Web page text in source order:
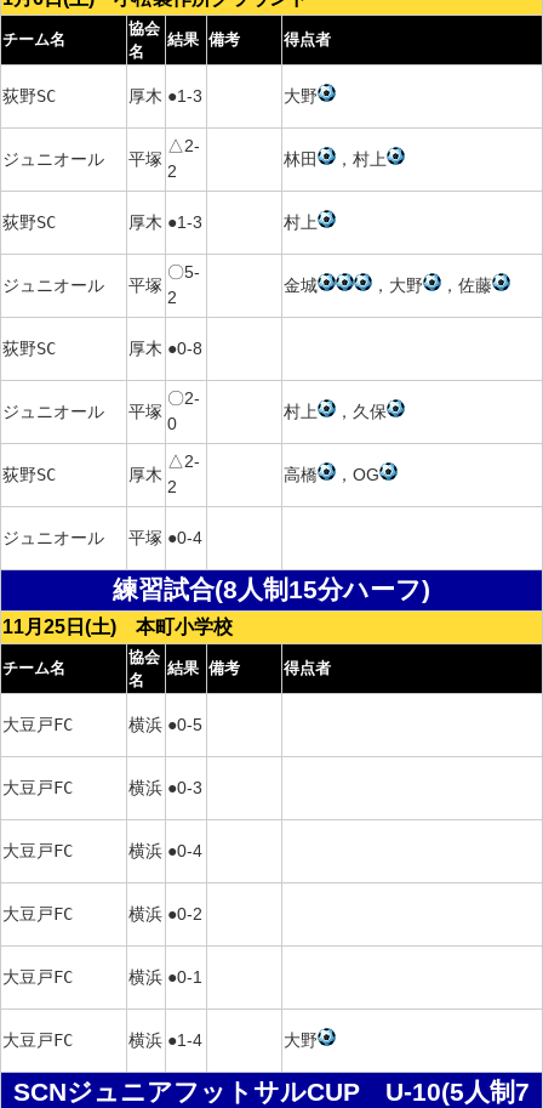
チーム名
協会
名
結果 備考 得点者
荻野SC 厚木 ●1-3 大野
ジュニオール 平塚
△2-
2
林田 ，村上
荻野SC 厚木 ●1-3 村上
ジュニオール 平塚
〇5-
2
金城 ，大野 ，佐藤
荻野SC 厚木 ●0-8
ジュニオール 平塚
〇2-
0
村上 ，久保
荻野SC 厚木
△2-
2
高橋 ，OG
ジュニオール 平塚 ●0-4
練習試合(8人制15分ハーフ)
11月25日(土) 本町小学校
チーム名
協会
名
結果 備考 得点者
大豆戸FC 横浜 ●0-5
大豆戸FC 横浜 ●0-3
大豆戸FC 横浜 ●0-4
大豆戸FC 横浜 ●0-2
大豆戸FC 横浜 ●0-1
大豆戸FC 横浜 ●1-4 大野
SCNジュニアフットサルCUP U-10(5人制7